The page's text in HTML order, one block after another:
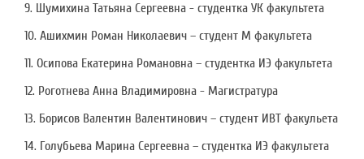
9. Шумихина Татьяна Сергеевна - студентка УК факультета
10. Ашихмин Роман Николаевич – студент М факультета
11. Осипова Екатерина Романовна – студентка ИЭ факультета
12. Роготнева Анна Владимировна - Магистратура
13. Борисов Валентин Валентинович – студент ИВТ факульета
14. Голубьева Марина Сергеевна – студентка ИЭ факультета